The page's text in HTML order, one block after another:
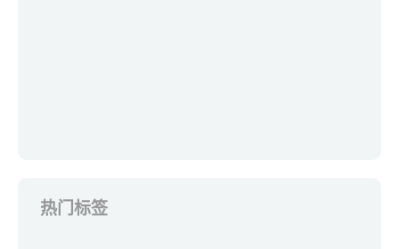
热门标签